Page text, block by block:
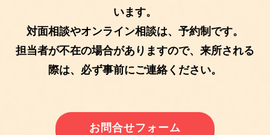
います。
対面相談やオンライン相談は、予約制です。
担当者が不在の場合がありますので、来所される
際は、必ず事前にご連絡ください。
お問合せフォーム